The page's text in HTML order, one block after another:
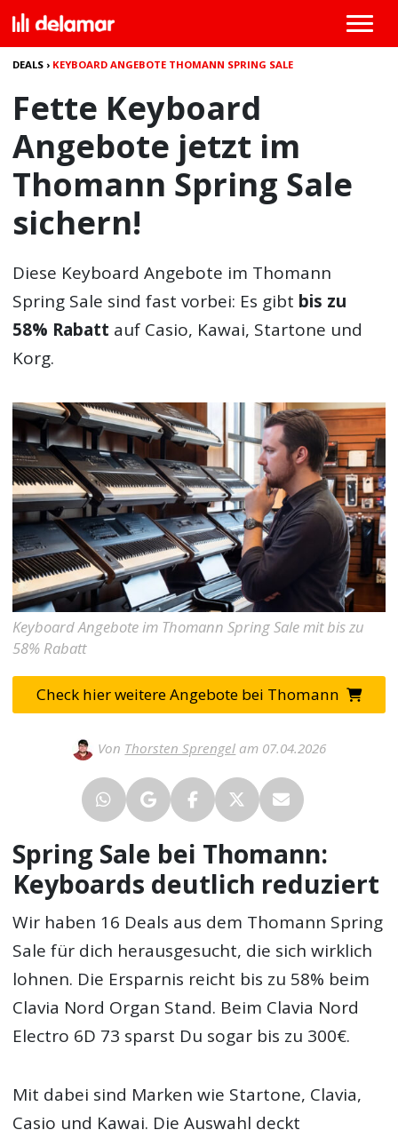
DEALS › KEYBOARD ANGEBOTE THOMANN SPRING SALE
Fette Keyboard
Angebote jetzt im
Thomann Spring Sale
sichern!
Diese Keyboard Angebote im Thomann
Spring Sale sind fast vorbei: Es gibt bis zu
58% Rabatt auf Casio, Kawai, Startone und
Korg.
Keyboard Angebote im Thomann Spring Sale mit bis zu
58% Rabatt
Check hier weitere Angebote bei Thomann
Von Thorsten Sprengel am 07.04.2026
Spring Sale bei Thomann:
Keyboards deutlich reduziert
Wir haben 16 Deals aus dem Thomann Spring
Sale für dich herausgesucht, die sich wirklich
lohnen. Die Ersparnis reicht bis zu 58% beim
Clavia Nord Organ Stand. Beim Clavia Nord
Electro 6D 73 sparst Du sogar bis zu 300€.
Mit dabei sind Marken wie Startone, Clavia,
Casio und Kawai. Die Auswahl deckt